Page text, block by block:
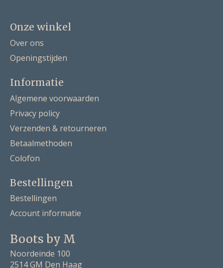
Onze winkel
Over ons
Openingstijden
Informatie
Algemene voorwaarden
Privacy policy
Verzenden & retourneren
Betaalmethoden
Colofon
Bestellingen
Bestellingen
Account informatie
Boots by M
Noordeinde 100
2514 GM Den Haag